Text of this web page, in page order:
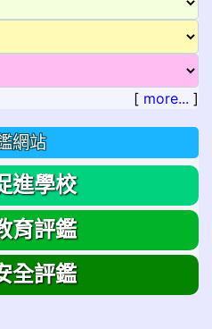
[ more... ]
網站
進學校
育評鑑
全評鑑